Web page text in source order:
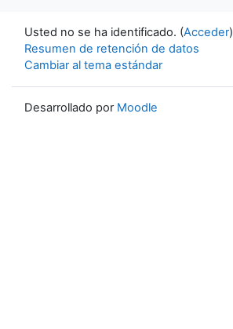
Usted no se ha identificado. (Acceder)
Resumen de retención de datos
Cambiar al tema estándar
Desarrollado por Moodle